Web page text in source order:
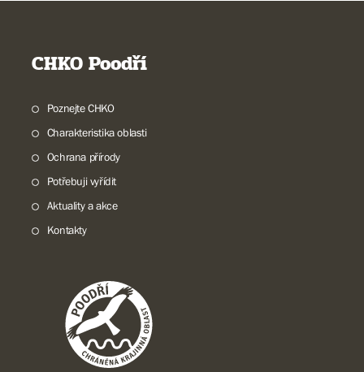
CHKO Poodří
Poznejte CHKO
Charakteristika oblasti
Ochrana přírody
Potřebuji vyřídit
Aktuality a akce
Kontakty